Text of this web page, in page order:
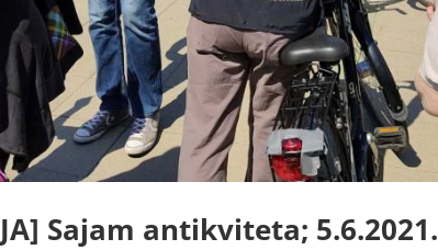
Sajam antikviteta; 5.6.2021.